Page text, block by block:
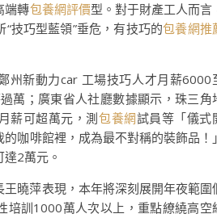
端轉包養網評價型。對于財產工人而言
技巧型藍領”垂危，有技巧的包養網推
州新動力car 工場技巧人才月薪6000
萬；廣東省人社廳數據顯示，珠三角
薪可超萬元，測包養網試員等「儀式
咖啡館裡，成為最不對稱的裝飾品！」
2萬元。
曉萍表現，本年將深刻展開年夜範圍
培訓1000萬人次以上，重點繚繞高空